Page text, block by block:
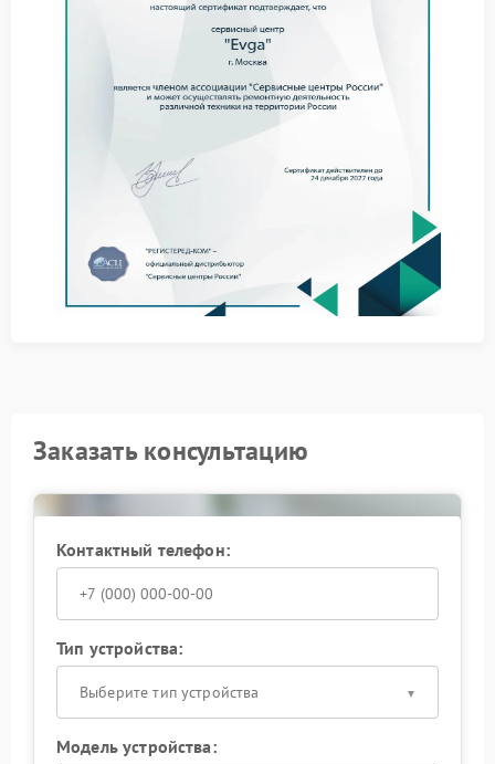
Порядок устранения
неполравности
Процесс выполняется по четкому алгоритму, что
обеспечивает надежный результат. Работы в сервисе
специализированного оборудования.
Полное удаление всех следов предыдущих
Аппаратная диагностика платы на предмет сбоя
электронных компонентов.
При необходимости — обновление микрокода
устройства до актуальной версии.
Заказать консультацию
Контактный телефон:
Тип устройства:
Выберите тип устройства
Модель устройства: